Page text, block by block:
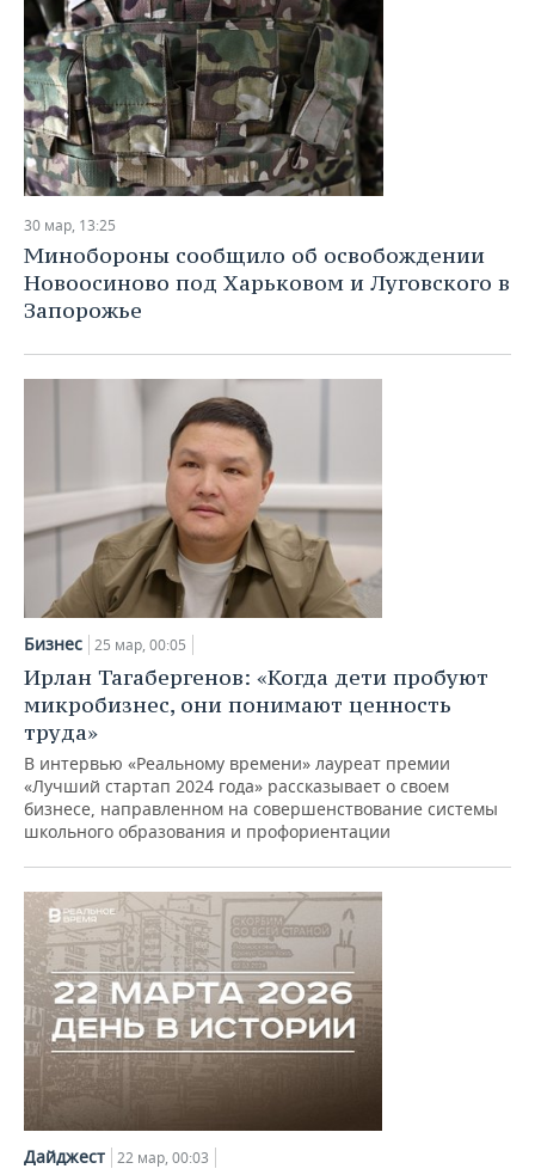
30 мар, 13:25
Минобороны сообщило об освобождении
Новоосиново под Харьковом и Луговского в
Запорожье
Бизнес 25 мар, 00:05
Ирлан Тагабергенов: «Когда дети пробуют
микробизнес, они понимают ценность
труда»
В интервью «Реальному времени» лауреат премии
«Лучший стартап 2024 года» рассказывает о своем
бизнесе, направленном на совершенствование системы
школьного образования и профориентации
Дайджест 22 мар, 00:03